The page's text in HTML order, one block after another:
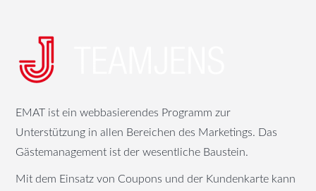
EMAT ist ein webbasierendes Programm zur
Unterstützung in allen Bereichen des Marketings. Das
Gästemanagement ist der wesentliche Baustein.
Mit dem Einsatz von Coupons und der Kundenkarte kann